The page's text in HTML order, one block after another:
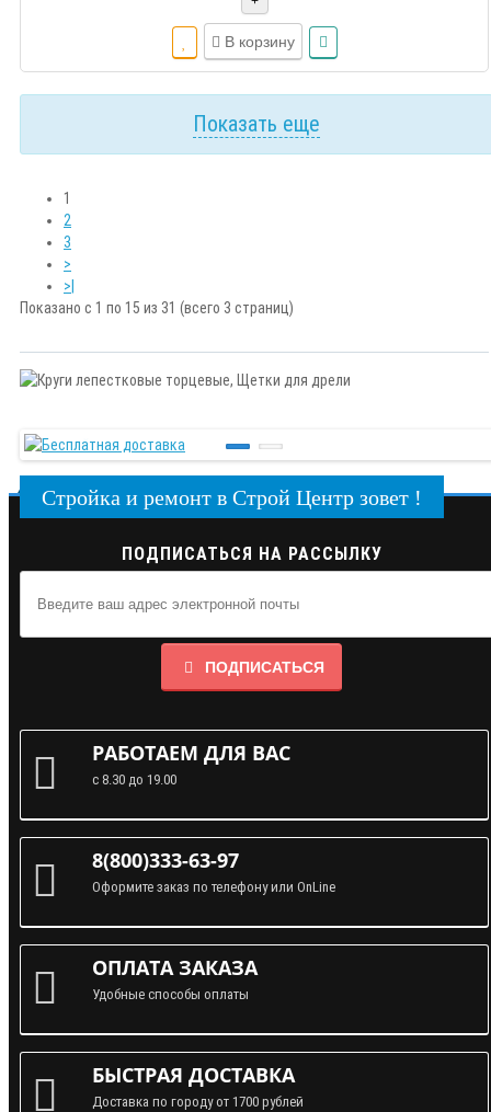
В корзину
Показать еще
1
2
3
>
>|
Показано с 1 по 15 из 31 (всего 3 страниц)
Стройка и ремонт в Строй Центр зовет !
ПОДПИСАТЬСЯ НА РАССЫЛКУ
ПОДПИСАТЬСЯ
РАБОТАЕМ ДЛЯ ВАС
с 8.30 до 19.00
8(800)333-63-97
Оформите заказ по телефону или OnLine
ОПЛАТА ЗАКАЗА
Удобные способы оплаты
БЫСТРАЯ ДОСТАВКА
Доставка по городу от 1700 рублей